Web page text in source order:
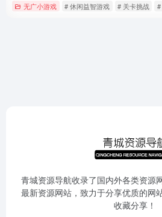
无广小游戏 # 休闲益智游戏 # 关卡挑战
青城资源导航收录了国内外各类资源
最新资源网站，致力于分享优质的网
收藏分享！